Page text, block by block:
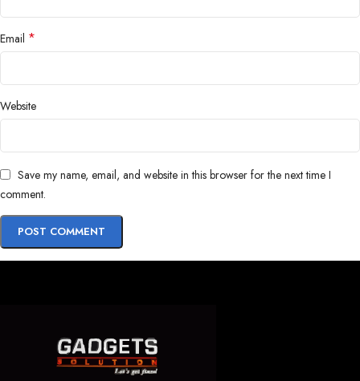
Email *
Website
Save my name, email, and website in this browser for the next time I
comment.